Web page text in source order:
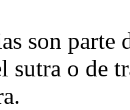
son
sutra o de